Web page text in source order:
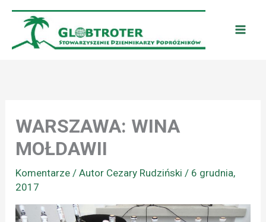
Przejdź
treści
WARSZAWA: WINA
MOŁDAWII
Komentarze / Autor Cezary Rudziński/ 6 grudnia,
2017